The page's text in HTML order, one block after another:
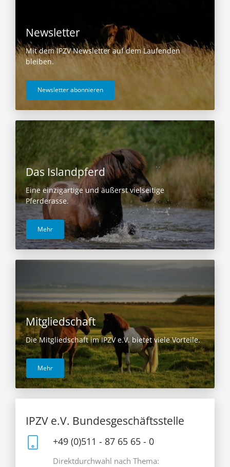
Newsletter
Mit dem IPZV Newsletter auf dem Laufenden
bleiben.
Newsletter abonnieren
Das Islandpferd
Eine einzigartige und äußerst vielseitige
Pferderasse.
Mehr
Mitgliedschaft
Die Mitgliedschaft im IPZV e.V. bietet viele Vorteile.
Mehr
IPZV e.V. Bundesgeschäftsstelle
+49 (0)511 - 87 65 65 - 0
Direktdurchwahl nach Thema: